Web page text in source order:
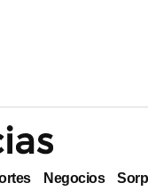
Negocios